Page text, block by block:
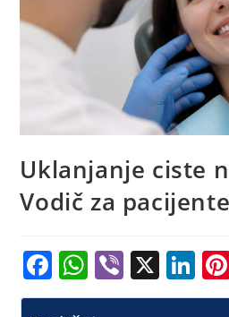
Uklanjanje ciste
Vodič za pacijente
F
a
W
h
Vi
b
X Li
n